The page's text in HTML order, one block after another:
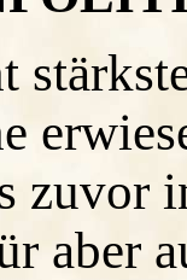
zuvor
aber